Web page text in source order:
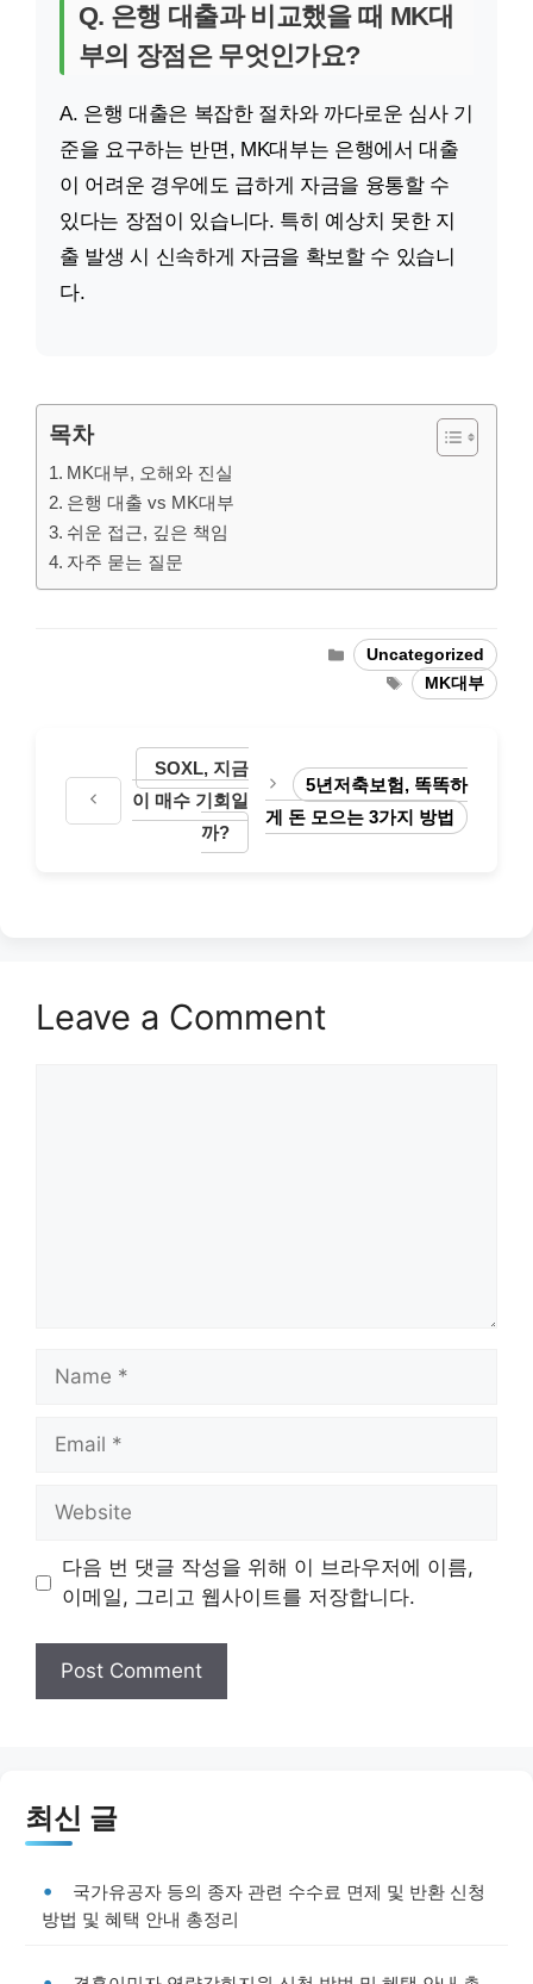
Q. 은행 대출과 비교했을 때 MK대
부의 장점은 무엇인가요?
A. 은행 대출은 복잡한 절차와 까다로운 심사 기
준을 요구하는 반면, MK대부는 은행에서 대출
이 어려운 경우에도 급하게 자금을 융통할 수
있다는 장점이 있습니다. 특히 예상치 못한 지
출 발생 시 신속하게 자금을 확보할 수 있습니
다.
목차
MK대부, 오해와 진실
은행 대출 vs MK대부
쉬운 접근, 깊은 책임
자주 묻는 질문
Categories
Uncategorized
TagsMK대부
SOXL, 지금
이 매수 기회일
까?
5년저축보험, 똑똑하
게 돈 모으는 3가지 방법
Leave a Comment
Name
Email
Website
다음 번 댓글 작성을 위해 이 브라우저에 이름,
이메일, 그리고 웹사이트를 저장합니다.
최신 글
국가유공자 등의 종자 관련 수수료 면제 및 반환 신청
방법 및 혜택 안내 총정리